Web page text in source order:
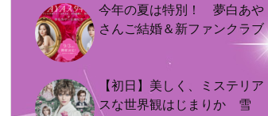
今年の夏は特別！ 夢白あや
さんご結婚＆新ファンクラブ
【初日】美しく、ミステリア
スな世界観はじまりか 雪